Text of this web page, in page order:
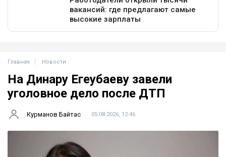
Главная Новости
На Динару Егеубаеву завели
уголовное дело после ДТП
Курманов Байтас 05.08.2026, 12:46